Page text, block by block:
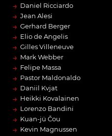
→ Daniel Ricciardo
→ Jean Alesi
→ Gerhard Berger
→ Elio de Angelis
→ Gilles Villeneuve
→ Mark Webber
→ Felipe Massa
→ Pastor Maldonaldo
→ Daniil Kvjat
→ Heikki Kovalainen
→ Lorenzo Bandini
→ Kuan-jü Čou
→ Kevin Magnussen